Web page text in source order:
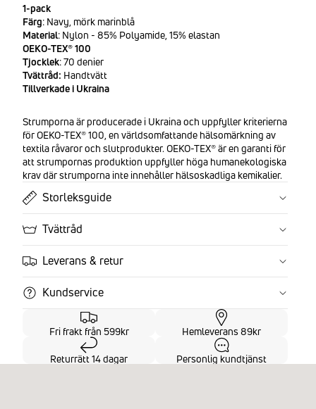
1-pack
Färg: Navy, mörk marinblå
Material: Nylon - 85% Polyamide, 15% elastan
OEKO-TEX® 100
Tjocklek: 70 denier
Tvättråd: Handtvätt
Tillverkade i Ukraina
Strumporna är producerade i Ukraina och uppfyller kriterierna
för OEKO-TEX® 100, en världsomfattande hälsomärkning av
textila råvaror och slutprodukter. OEKO-TEX® är en garanti för
att strumpornas produktion uppfyller höga humanekologiska
krav där strumporna inte innehåller hälsoskadliga kemikalier.
Storleksguide
Tvättråd
Leverans & retur
Kundservice
Fri frakt från 599kr Hemleverans 89kr
Returrätt 14 dagar Personlig kundtjänst